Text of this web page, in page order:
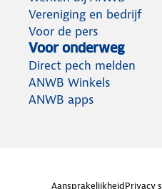
Vereniging en bedrijf
Voor de pers
Voor onderweg
Direct pech melden
ANWB Winkels
ANWB apps
AansprakelijkheidPrivacy